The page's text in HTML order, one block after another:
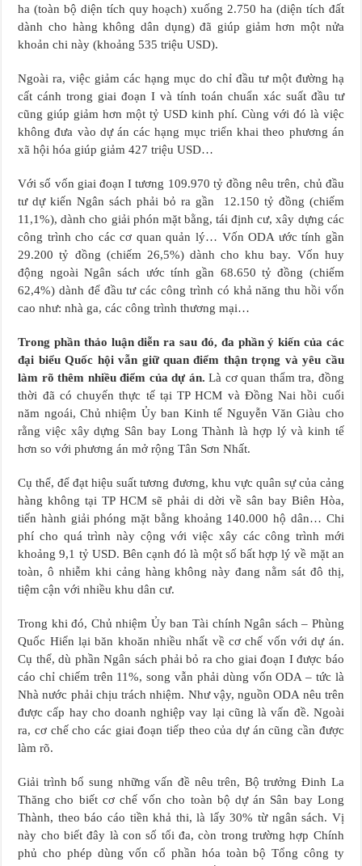
ha (toàn bộ diện tích quy hoạch) xuống 2.750 ha (diện tích đất
dành cho hàng không dân dụng) đã giúp giảm hơn một nửa
khoản chi này (khoảng 535 triệu USD).
Ngoài ra, việc giảm các hạng mục do chỉ đầu tư một đường hạ
cất cánh trong giai đoạn I và tính toán chuẩn xác suất đầu tư
cũng giúp giảm hơn một tỷ USD kinh phí. Cùng với đó là việc
không đưa vào dự án các hạng mục triển khai theo phương án
xã hội hóa giúp giảm 427 triệu USD…
Với số vốn giai đoạn I tương 109.970 tỷ đồng nêu trên, chủ đầu
tư dự kiến Ngân sách phải bỏ ra gần 12.150 tỷ đồng (chiếm
11,1%), dành cho giải phón mặt bằng, tái định cư, xây dựng các
công trình cho các cơ quan quản lý… Vốn ODA ước tính gần
29.200 tỷ đồng (chiếm 26,5%) dành cho khu bay. Vốn huy
động ngoài Ngân sách ước tính gần 68.650 tỷ đồng (chiếm
62,4%) dành để đầu tư các công trình có khả năng thu hồi vốn
cao như: nhà ga, các công trình thương mại…
Trong phần thảo luận diễn ra sau đó, đa phần ý kiến của các
đại biểu Quốc hội vẫn giữ quan điểm thận trọng và yêu cầu
làm rõ thêm nhiều điểm của dự án. Là cơ quan thẩm tra, đồng
thời đã có chuyến thực tế tại TP HCM và Đồng Nai hồi cuối
năm ngoái, Chủ nhiệm Ủy ban Kinh tế Nguyễn Văn Giàu cho
rằng việc xây dựng Sân bay Long Thành là hợp lý và kinh tế
hơn so với phương án mở rộng Tân Sơn Nhất.
Cụ thể, để đạt hiệu suất tương đương, khu vực quân sự của cảng
hàng không tại TP HCM sẽ phải di dời về sân bay Biên Hòa,
tiến hành giải phóng mặt bằng khoảng 140.000 hộ dân… Chi
phí cho quá trình này cộng với việc xây các công trình mới
khoảng 9,1 tỷ USD. Bên cạnh đó là một số bất hợp lý về mặt an
toàn, ô nhiễm khi cảng hàng không này đang nằm sát đô thị,
tiệm cận với nhiều khu dân cư.
Trong khi đó, Chủ nhiệm Ủy ban Tài chính Ngân sách – Phùng
Quốc Hiển lại băn khoăn nhiều nhất về cơ chế vốn với dự án.
Cụ thể, dù phần Ngân sách phải bỏ ra cho giai đoạn I được báo
cáo chỉ chiếm trên 11%, song vẫn phải dùng vốn ODA – tức là
Nhà nước phải chịu trách nhiệm. Như vậy, nguồn ODA nêu trên
được cấp hay cho doanh nghiệp vay lại cũng là vấn đề. Ngoài
ra, cơ chế cho các giai đoạn tiếp theo của dự án cũng cần được
làm rõ.
Giải trình bổ sung những vấn đề nêu trên, Bộ trưởng Đinh La
Thăng cho biết cơ chế vốn cho toàn bộ dự án Sân bay Long
Thành, theo báo cáo tiền khả thi, là lấy 30% từ ngân sách. Vị
này cho biết đây là con số tối đa, còn trong trường hợp Chính
phủ cho phép dùng vốn cổ phần hóa toàn bộ Tổng công ty